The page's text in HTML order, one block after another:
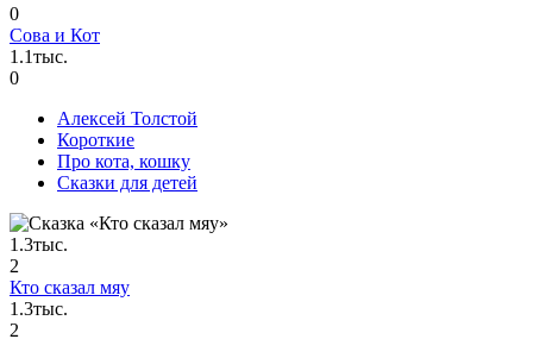
0
Сова и Кот
1.1тыс.
0
Алексей Толстой
Короткие
Про кота, кошку
Сказки для детей
1.3тыс.
2
Кто сказал мяу
1.3тыс.
2